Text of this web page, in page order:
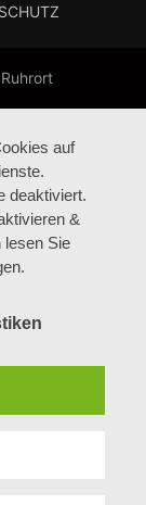
auf
deaktiviert.
&
lesen Sie